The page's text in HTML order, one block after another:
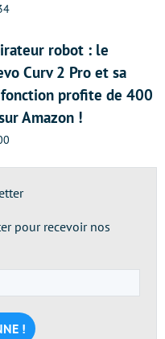
robot : le
Curv 2 Pro et sa
profite de 400
Amazon !
pour recevoir nos